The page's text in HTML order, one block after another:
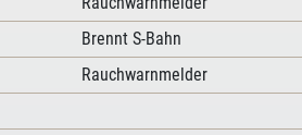
Brennt S-Bahn
Rauchwarnmelder